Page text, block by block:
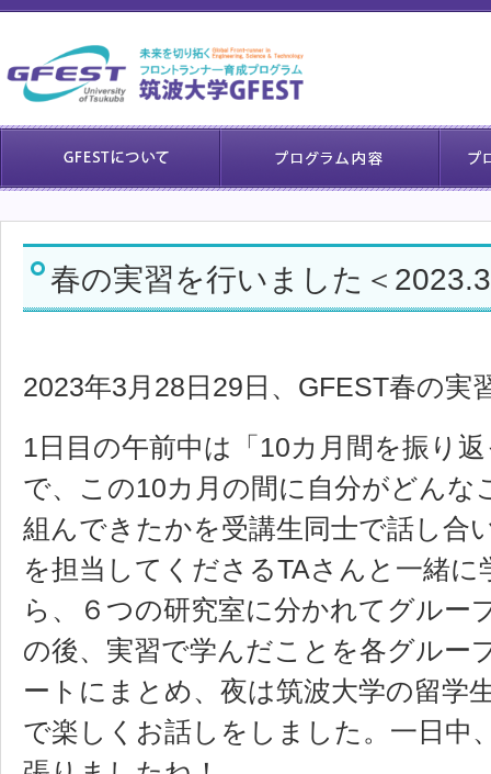
春の実習を行いました＜
2023年3月28日29日、GFEST春の実
1日目の午前中は「10カ月間を振り
で、この10カ月の間に自分がどんな
組んできたかを受講生同士で話し合
を担当してくださるTAさんと一緒
ら、６つの研究室に分かれてグルー
の後、実習で学んだことを各グルー
ートにまとめ、夜は筑波大学の留学
で楽しくお話しをしました。一日中